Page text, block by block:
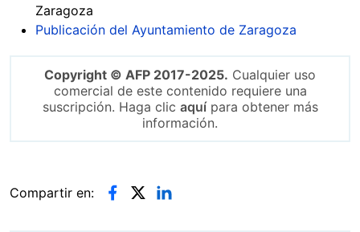
Zaragoza
Publicación del Ayuntamiento de Zaragoza
Copyright © AFP 2017-2025. Cualquier uso
comercial de este contenido requiere una
suscripción. Haga clic aquípara obtener más
información.
Compartir en: